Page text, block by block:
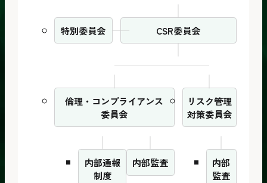
CSR委員会
特別委員会
倫理・コンプライアンス
委員会
内部通報
制度
内部監査
リスク管理
対策委員会
内部
監査